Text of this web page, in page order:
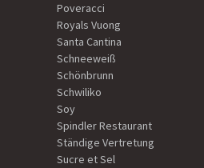
Poveracci
Royals Vuong
Santa Cantina
Schneeweiß
Schönbrunn
Schwiliko
Soy
Spindler Restaurant
Ständige Vertretung
Sucre et Sel